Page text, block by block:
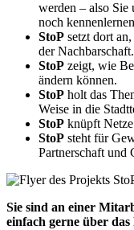
werden – also Sie
noch
StoP setzt dort
der Nachbarschaft.
StoP zeigt, wie
ändern können.
StoP holt das
Weise in die
StoP knüpft
StoP steht für
Partnerschaft und
Sie sind an einer
einfach gerne über